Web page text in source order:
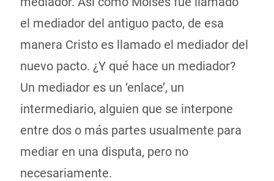
el mediador del antiguo pacto, de esa
manera Cristo es llamado el mediador del
nuevo pacto. ¿Y qué hace un mediador?
Un mediador es un ‘enlace’, un
intermediario, alguien que se interpone
entre dos o más partes usualmente para
mediar en una disputa, pero no
necesariamente.